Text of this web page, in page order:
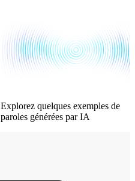
Explorez quelques exemples de
paroles générées par IA